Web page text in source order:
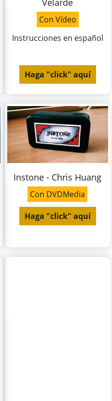
Velarde
Con Vídeo
Instrucciones en español
Haga "click" aquí
Instone - Chris Huang
Con DVDMedia
Haga "click" aquí